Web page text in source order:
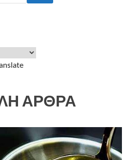
ΑΡΘΡΑ